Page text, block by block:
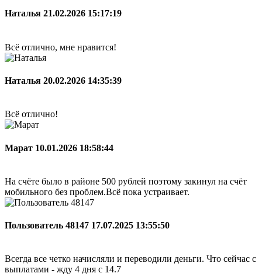
Наталья 21.02.2026 15:17:19
Всё отлично, мне нравится!
Наталья 20.02.2026 14:35:39
Всё отлично!
Марат 10.01.2026 18:58:44
На счёте было в районе 500 рублей поэтому закинул на счёт
мобильного без проблем.Всё пока устраивает.
Пользователь 48147 17.07.2025 13:55:50
Всегда все четко начисляли и переводили деньги. Что сейчас с
выплатами - жду 4 дня с 14.7